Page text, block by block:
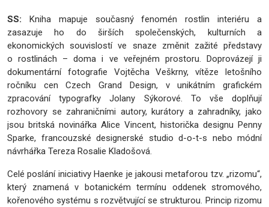
SS: Kniha
mapuje současný fenomén rostlin interiéru a
zasazuje ho do širších společenských, kulturních a
ekonomických souvislostí ve snaze změnit zažité představy
o rostlinách – doma i ve veřejném prostoru. Doprovázejí ji
dokumentární fotografie Vojtěcha Veškrny, vítěze letošního
ročníku cen Czech Grand Design, v unikátním grafickém
zpracování typografky Jolany Sýkorové. To vše doplňují
rozhovory se zahraničními autory, kurátory a zahradníky, jako
jsou britská novinářka Alice Vincent, historička designu Penny
Sparke, francouzské designerské studio d-o-t-s nebo módní
návrhářka Tereza Rosalie Kladošová.
Celé poslání iniciativy Haenke je jakousi metaforou tzv. „rizomu“,
který znamená v botanickém termínu oddenek stromového,
kořenového systému s rozvětvující se strukturou. Princip rizomu